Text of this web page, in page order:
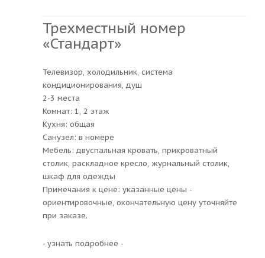
Трехместный номер
«Стандарт»
Телевизор, холодильник, система
кондиционирования, душ
2-3 места
Комнат: 1, 2 этаж
Кухня: общая
Санузел: в номере
Мебель: двуспальная кровать, прикроватный
столик, раскладное кресло, журнальный столик,
шкаф для одежды
Примечания к цене: указанные цены -
ориентировочные, окончательную цену уточняйте
при заказе.
- узнать подробнее -